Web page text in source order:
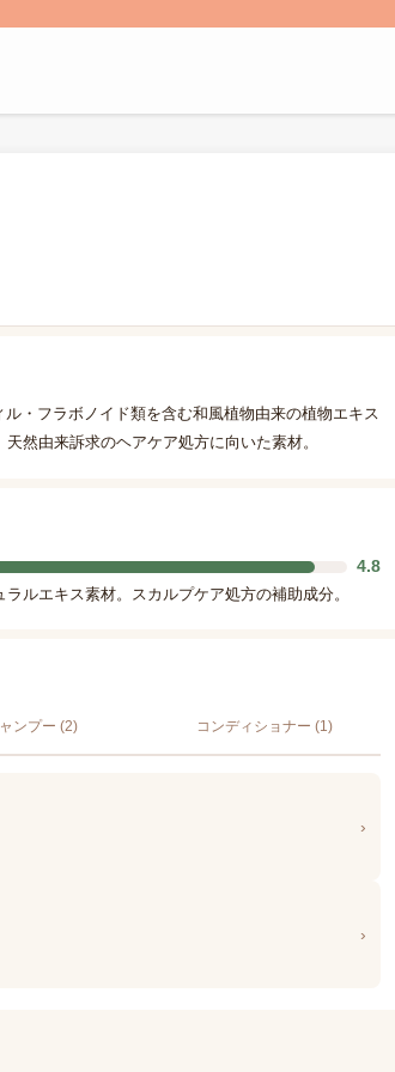
・フラボノイド類を含む和風植物由来の植物エキス
然由来訴求のヘアケア処方に向いた素材。
4.8
ルエキス素材。スカルプケア処方の補助成分。
ンプー (2) コンディショナー (1)
›
›